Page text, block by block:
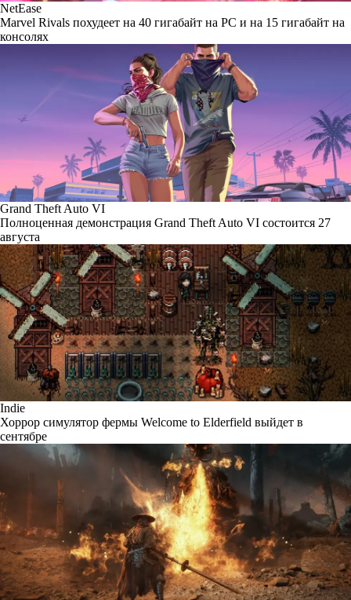
NetEase
Marvel Rivals похудеет на 40 гигабайт на PC и на 15 гигабайт на
консолях
Grand Theft Auto VI
Полноценная демонстрация Grand Theft Auto VI состоится 27
августа
Indie
Хоррор симулятор фермы Welcome to Elderfield выйдет в
сентябре